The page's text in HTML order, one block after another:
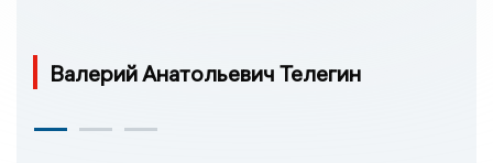
Валерий Анатольевич Телегин